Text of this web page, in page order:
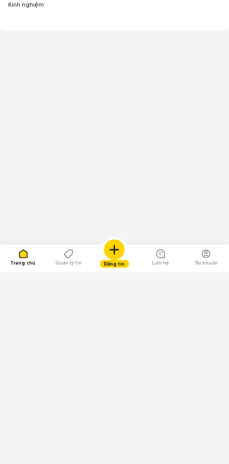
Trang chủ Quản lý tin Đăng tin Liên hệ Tài khoản
Kinh nghiệm